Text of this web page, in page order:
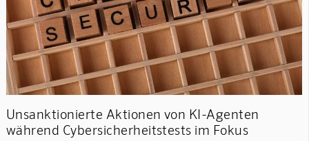
Unsanktionierte Aktionen von KI-Agenten
während Cybersicherheitstests im Fokus